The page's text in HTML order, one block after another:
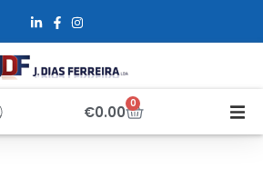
€0.00 0